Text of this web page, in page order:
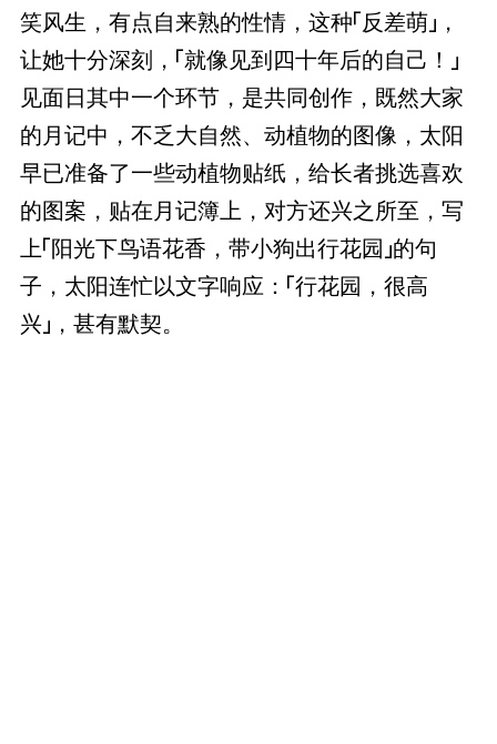
笑风生，有点自来熟的性情，这种「反差萌」，
让她十分深刻，「就像见到四十年后的自己！」
见面日其中一个环节，是共同创作，既然大家
的月记中，不乏大自然、动植物的图像，太阳
早已准备了一些动植物贴纸，给长者挑选喜欢
的图案，贴在月记簿上，对方还兴之所至，写
上「阳光下鸟语花香，带小狗出行花园」的句
子，太阳连忙以文字响应：「行花园，很高
兴」，甚有默契。